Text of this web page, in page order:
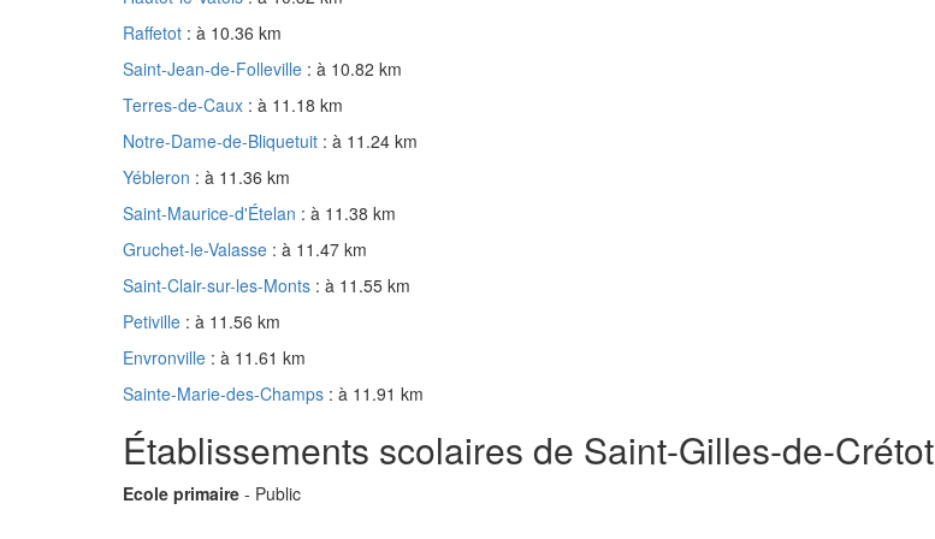
Raffetot : à 10.36 km
Saint-Jean-de-Folleville : à 10.82 km
Terres-de-Caux : à 11.18 km
Notre-Dame-de-Bliquetuit : à 11.24 km
Yébleron : à 11.36 km
Saint-Maurice-d'Ételan : à 11.38 km
Gruchet-le-Valasse : à 11.47 km
Saint-Clair-sur-les-Monts : à 11.55 km
Petiville : à 11.56 km
Envronville : à 11.61 km
Sainte-Marie-des-Champs : à 11.91 km
Établissements scolaires de Saint-Gilles-de-Crétot
Ecole primaire - Public